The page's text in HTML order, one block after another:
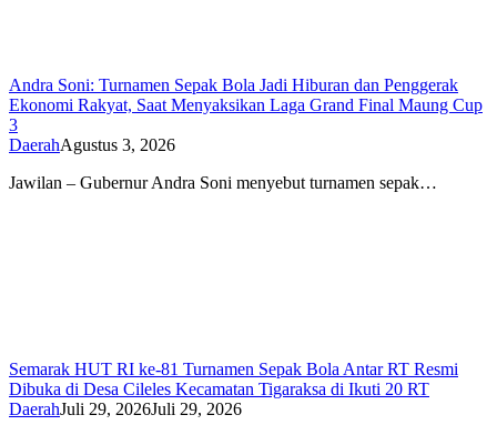
Andra Soni: Turnamen Sepak Bola Jadi Hiburan dan Penggerak
Ekonomi Rakyat, Saat Menyaksikan Laga Grand Final Maung Cup
3
DaerahAgustus 3, 2026
Jawilan – Gubernur Andra Soni menyebut turnamen sepak…
Semarak HUT RI ke-81 Turnamen Sepak Bola Antar RT Resmi
Dibuka di Desa Cileles Kecamatan Tigaraksa di Ikuti 20 RT
DaerahJuli 29, 2026Juli 29, 2026